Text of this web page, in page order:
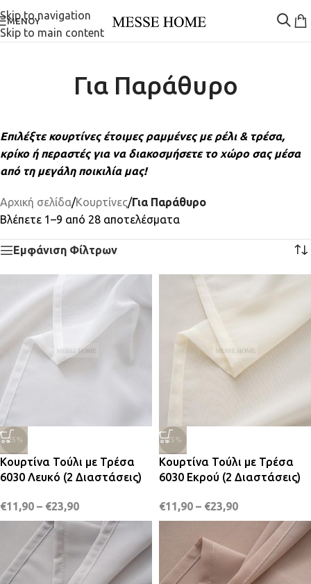
Skip to navigation
Skip to main content
ΜΕΝΟΎ
Για Παράθυρο
Επιλέξτε κουρτίνες έτοιμες ραμμένες με ρέλι & τρέσα,
κρίκο ή περαστές για να διακοσμήσετε το χώρο σας μέσα
από τη μεγάλη ποικιλία μας!
Αρχική σελίδα/Κουρτίνες/Για Παράθυρο
Βλέπετε 1–9 από 28 αποτελέσματα
Εμφάνιση Φίλτρων
-25%
Κουρτίνα Τούλι με Τρέσα
6030 Λευκό (2 Διαστάσεις)
€11,90 – €23,90
-25%
Κουρτίνα Τούλι με Τρέσα
6030 Εκρού (2 Διαστάσεις)
€11,90 – €23,90